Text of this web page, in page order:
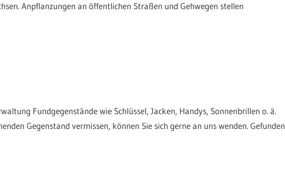
Anpflanzungen an öffentlichen Straßen und Gehwegen stellen
Fundgegenstände wie Schlüssel, Jacken, Handys, Sonnenbrillen o. ä.
Gegenstand vermissen, können Sie sich gerne an uns wenden. Gefunden